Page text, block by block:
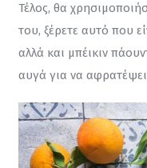
Τέλος, θα
του, ξέρετε αυτό που
αλλά και μπέικιν
αυγά για να